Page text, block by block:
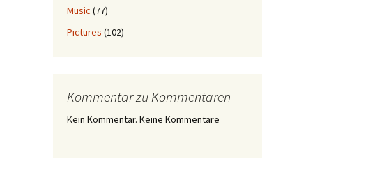
Music (77)
Pictures (102)
Kommentar zu Kommentaren
Kein Kommentar. Keine Kommentare